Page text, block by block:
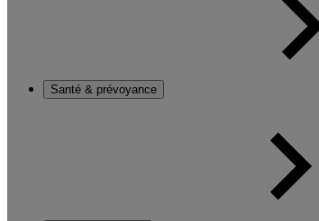
Santé & prévoyance